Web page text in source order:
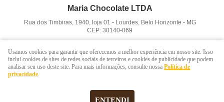
Maria Chocolate LTDA
Rua dos Timbiras, 1940, loja 01 - Lourdes, Belo Horizonte - MG
CEP: 30140-069
LOJA VIRTUAL CRIADA POR
Usamos cookies para garantir que oferecemos a melhor experiência em nosso site. Isso
inclui cookies de sites de redes sociais de terceiros e cookies de publicidade que podem
analisar seu uso deste site. Para mais informações, consulte nossa Política de
privacidade.
ENTENDI